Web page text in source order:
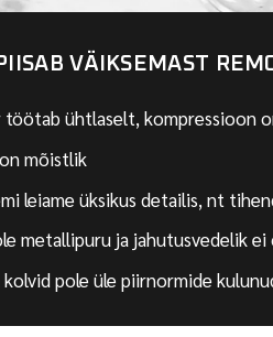
VÄIKSEMAST
ühtlaselt, kompressioon
mõistlik
leiame üksikus detailis, nt
metallipuru ja jahutusvedelik ei
kolvid pole üle piirnormide